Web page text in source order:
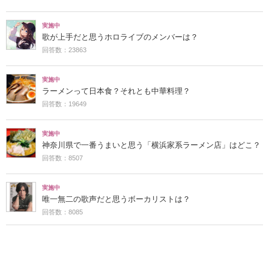
実施中
歌が上手だと思うホロライブのメンバーは？
回答数：23863
実施中
ラーメンって日本食？それとも中華料理？
回答数：19649
実施中
神奈川県で一番うまいと思う「横浜家系ラーメン店」はどこ？
回答数：8507
実施中
唯一無二の歌声だと思うボーカリストは？
回答数：8085